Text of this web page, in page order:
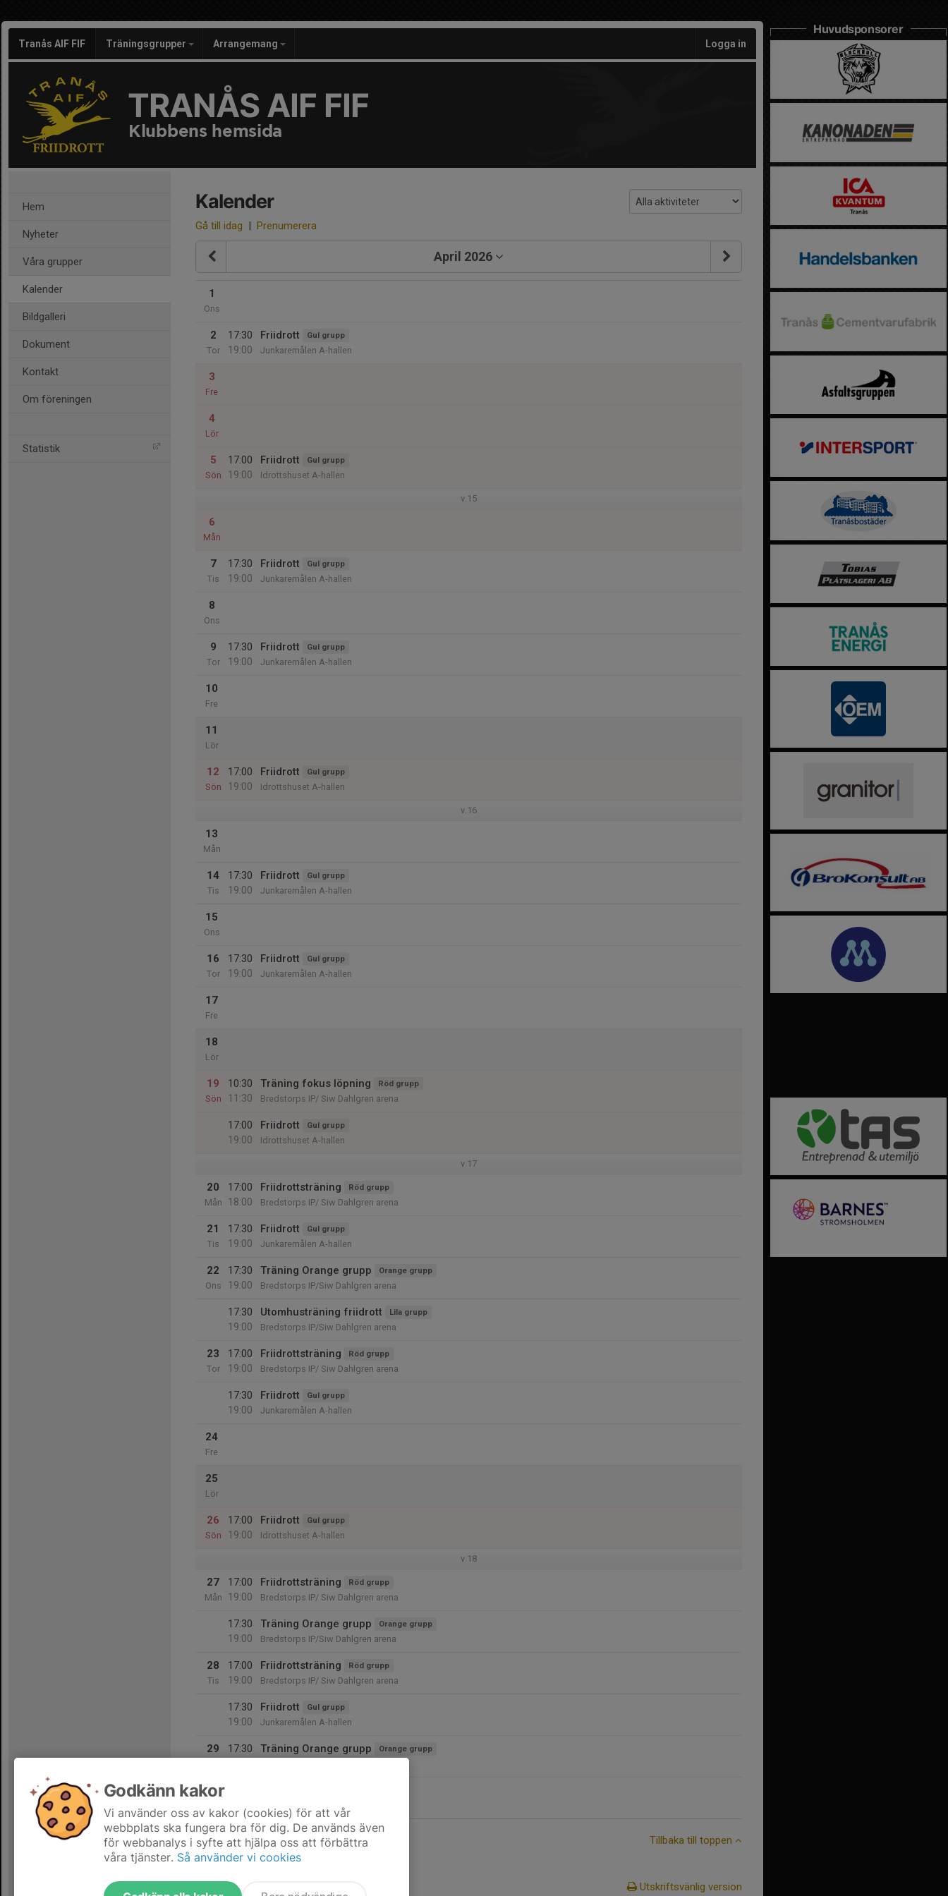
Tranås AIF FIF Träningsgrupper Arrangemang Logga in
TRANÅS AIF FIF
Klubbens hemsida
Hem
Nyheter
Våra grupper
Kalender
Bildgalleri
Dokument
Kontakt
Om föreningen
Statistik
Kalender
Gå till idag | Prenumerera
April 2026
1
Ons
2
Tor
17:30
19:00
Friidrott Gul grupp
Junkaremålen A-hallen
3
Fre
4
Lör
5
Sön
17:00
19:00
Friidrott Gul grupp
Idrottshuset A-hallen
v.15
6
Mån
7
Tis
17:30
19:00
Friidrott Gul grupp
Junkaremålen A-hallen
8
Ons
9
Tor
17:30
19:00
Friidrott Gul grupp
Junkaremålen A-hallen
10
Fre
11
Lör
12
Sön
17:00
19:00
Friidrott Gul grupp
Idrottshuset A-hallen
v.16
13
Mån
14
Tis
17:30
19:00
Friidrott Gul grupp
Junkaremålen A-hallen
15
Ons
16
Tor
17:30
19:00
Friidrott Gul grupp
Junkaremålen A-hallen
17
Fre
18
Lör
19
Sön
10:30
11:30
Träning fokus löpning Röd grupp
Bredstorps IP/ Siw Dahlgren arena
17:00
19:00
Friidrott Gul grupp
Idrottshuset A-hallen
v.17
20
Mån
17:00
18:00
Friidrottsträning Röd grupp
Bredstorps IP/ Siw Dahlgren arena
21
Tis
17:30
19:00
Friidrott Gul grupp
Junkaremålen A-hallen
22
Ons
17:30
19:00
Träning Orange grupp Orange grupp
Bredstorps IP/Siw Dahlgren arena
17:30
19:00
Utomhusträning friidrott Lila grupp
Bredstorps IP/Siw Dahlgren arena
23
Tor
17:00
19:00
Friidrottsträning Röd grupp
Bredstorps IP/ Siw Dahlgren arena
17:30
19:00
Friidrott Gul grupp
Junkaremålen A-hallen
24
Fre
25
Lör
26
Sön
17:00
19:00
Friidrott Gul grupp
Idrottshuset A-hallen
v.18
27
Mån
17:00
19:00
Friidrottsträning Röd grupp
Bredstorps IP/ Siw Dahlgren arena
17:30
19:00
Träning Orange grupp Orange grupp
Bredstorps IP/Siw Dahlgren arena
28
Tis
17:00
19:00
Friidrottsträning Röd grupp
Bredstorps IP/ Siw Dahlgren arena
17:30
19:00
Friidrott Gul grupp
Junkaremålen A-hallen
29
17:30
Träning Orange grupp Orange grupp
30
Tillbaka till toppen
Utskriftsvänlig version
Huvudsponsorer
Godkänn kakor
Vi använder oss av kakor (cookies) för att vår
webbplats ska fungera bra för dig. De används även
för webbanalys i syfte att hjälpa oss att förbättra
våra tjänster. Så använder vi cookies